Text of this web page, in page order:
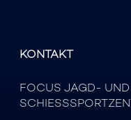
KONTAKT
FOCUS JAGD- UND